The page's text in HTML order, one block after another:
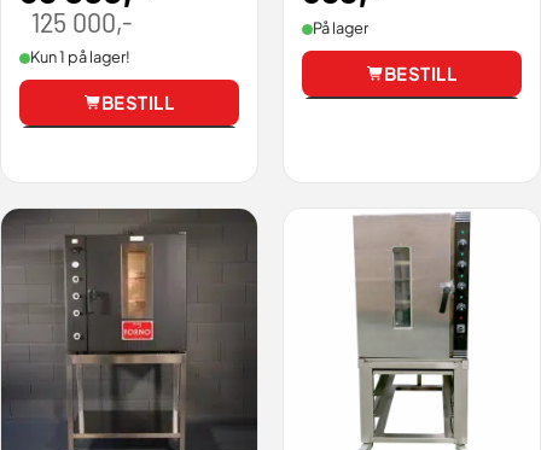
125 000,-
000,00 .
000,00 .
Kun 1 på lager!
BESTILL
På lager
BESTILL